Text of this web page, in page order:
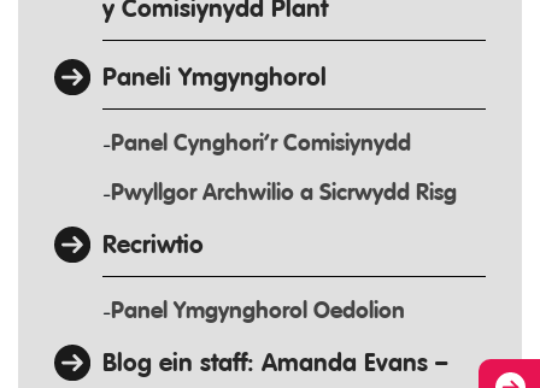
y Comisiynydd Plant
Paneli Ymgynghorol
Panel Cynghori’r Comisiynydd
Pwyllgor Archwilio a Sicrwydd Risg
Recriwtio
Panel Ymgynghorol Oedolion
Blog ein staff: Amanda Evans –